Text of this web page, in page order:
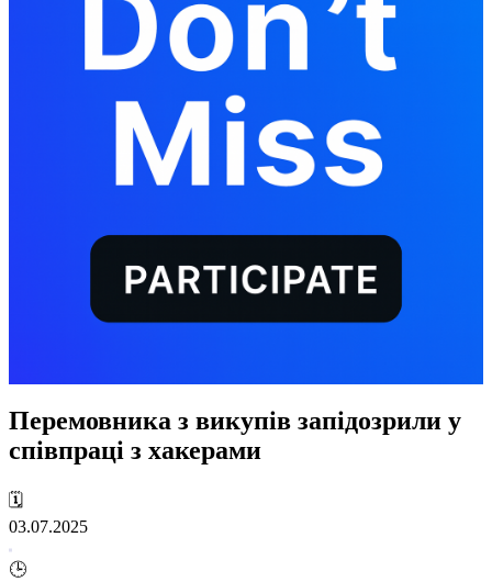
Перемовника з викупів запідозрили у
співпраці з хакерами
🗓️
03.07.2025
🕒